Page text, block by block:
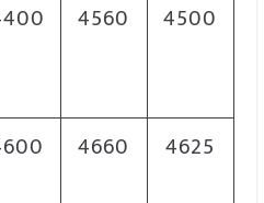
4560 4500
4660 4625